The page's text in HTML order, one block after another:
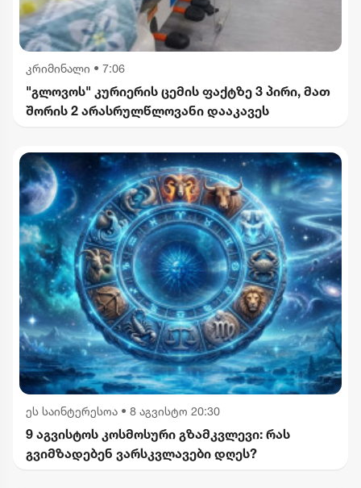
კრიმინალი • 7:06
"გლოვოს" კურიერის ცემის ფაქტზე 3 პირი, მათ
შორის 2 არასრულწლოვანი დააკავეს
ეს საინტერესოა • 8 აგვისტო 20:30
9 აგვისტოს კოსმოსური გზამკვლევი: რას
გვიმზადებენ ვარსკვლავები დღეს?